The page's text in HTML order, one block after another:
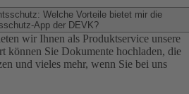
Welche Vorteile bietet mir die
App der DEVK?
wir Ihnen als Produktservice unsere
können Sie Dokumente hochladen, die
und vieles mehr, wenn Sie bei uns